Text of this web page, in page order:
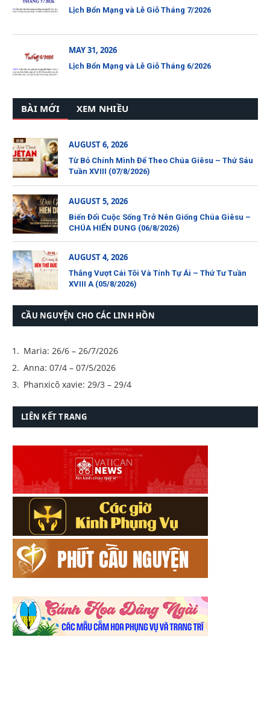
Lịch Bổn Mạng và Lễ Giỗ Tháng 7/2026
MAY 31, 2026
Lịch Bổn Mạng và Lễ Giỗ Tháng 6/2026
BÀI MỚI XEM NHIỀU
AUGUST 6, 2026
Từ Bỏ Chính Mình Để Theo Chúa Giêsu – Thứ Sáu
Tuần XVIII (07/8/2026)
AUGUST 5, 2026
Biến Đổi Cuộc Sống Trở Nên Giống Chúa Giêsu –
CHÚA HIỂN DUNG (06/8/2026)
AUGUST 4, 2026
Thắng Vượt Cái Tôi Và Tính Tự Ái – Thứ Tư Tuần
XVIII A (05/8/2026)
CẦU NGUYỆN CHO CÁC LINH HỒN
Maria: 26/6 – 26/7/2026
Anna: 07/4 – 07/5/2026
Phanxicô xavie: 29/3 – 29/4
LIÊN KẾT TRANG